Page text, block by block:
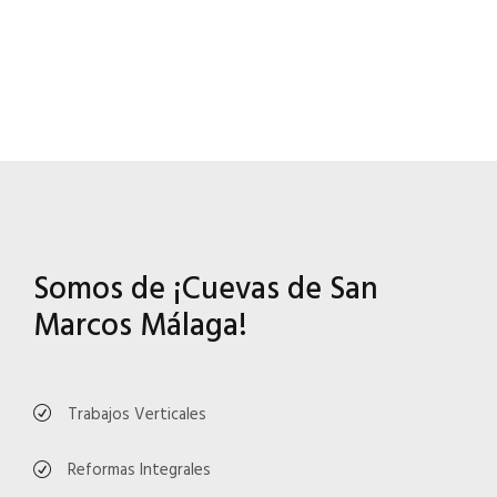
Somos de ¡Cuevas de San
Marcos Málaga!
Trabajos Verticales
Reformas Integrales